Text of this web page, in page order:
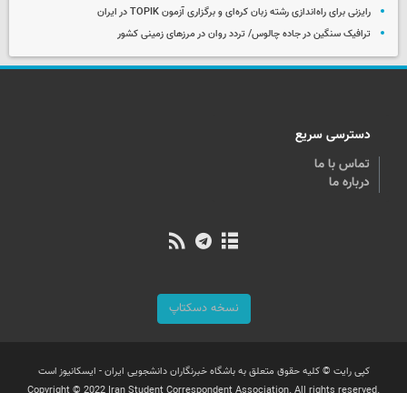
رایزنی برای راه‌اندازی رشته زبان کره‌ای و برگزاری آزمون TOPIK در ایران
ترافیک سنگین در جاده چالوس/ تردد روان در مرزهای زمینی کشور
دسترسی سریع
تماس با ما
درباره ما
نسخه دسکتاپ
کپی رایت © کلیه حقوق متعلق به باشگاه خبرنگاران دانشجویی ایران - ایسکانیوز است